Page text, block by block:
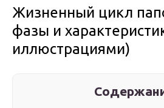
Жизненный цикл
фазы и
иллюстрациями)